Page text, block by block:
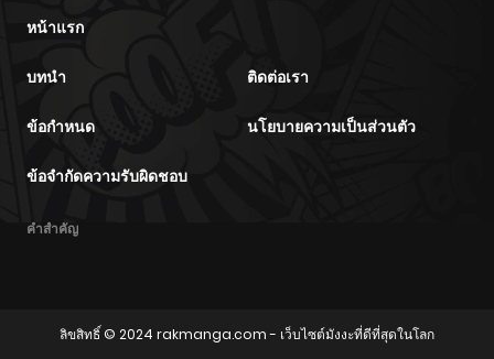
หน้าแรก
บทนำ ติดต่อเรา
ข้อกำหนด นโยบายความเป็นส่วนตัว
ข้อจำกัดความรับผิดชอบ
คำสำคัญ
ลิขสิทธิ์ © 2024 rakmanga.com- เว็บไซต์มังงะที่ดีที่สุดในโลก